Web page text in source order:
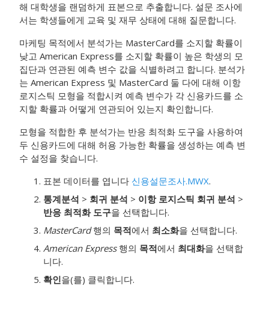
해 대학생을 랜덤하게 표본으로 추출합니다. 설문 조사에
서는 학생들에게 교육 및 재무 상태에 대해 질문합니다.
마케팅 목적에서 분석가는 MasterCard를 소지할 확률이
낮고 American Express를 소지할 확률이 높은 학생의 모
집단과 연관된 예측 변수 값을 식별하려고 합니다. 분석가
는 American Express 및 MasterCard 둘 다에 대해 이항
로지스틱 모형을 적합시켜 예측 변수가 각 신용카드를 소
지할 확률과 어떻게 연관되어 있는지 확인합니다.
모형을 적합한 후 분석가는 반응 최적화 도구을 사용하여
두 신용카드에 대해 허용 가능한 확률을 생성하는 예측 변
수 설정을 찾습니다.
표본 데이터를 엽니다 신용설문조사.MWX.
통계분석 > 회귀 분석 > 이항 로지스틱 회귀 분석 >
반응 최적화 도구을 선택합니다.
MasterCard행의 목적에서 최소화을 선택합니다.
American Express행의 목적에서 최대화을 선택합
니다.
확인을(를) 클릭합니다.